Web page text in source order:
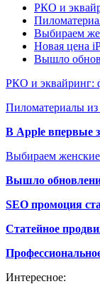
РКО и
Выбираем
Новая цена
Вышло
РКО и эквайринг:
Пиломатериалы из
В Apple впервые
Выбираем женские
Вышло
SEO промоция
Статейное
Интересное: